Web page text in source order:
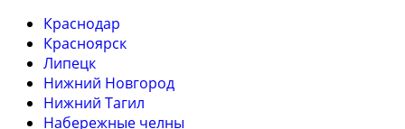
Краснодар
Красноярск
Липецк
Нижний Новгород
Нижний Тагил
Набережные челны